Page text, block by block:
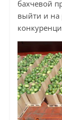
бахчевой
выйти и на